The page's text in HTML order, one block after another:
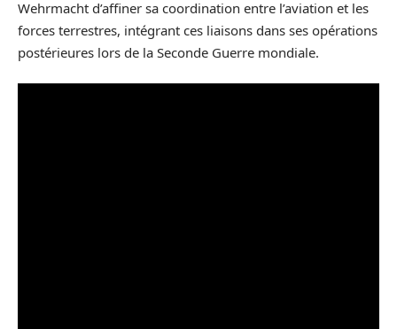
Wehrmacht d’affiner sa coordination entre l’aviation et les
forces terrestres, intégrant ces liaisons dans ses opérations
postérieures lors de la Seconde Guerre mondiale.